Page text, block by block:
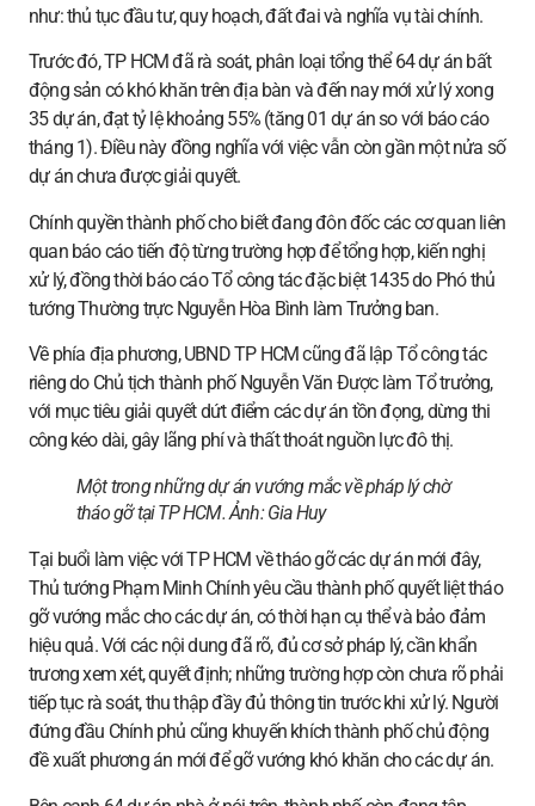
như: thủ tục đầu tư, quy hoạch, đất đai và nghĩa vụ tài chính.
Trước đó, TP HCM đã rà soát, phân loại tổng thể 64 dự án bất
động sản có khó khăn trên địa bàn và đến nay mới xử lý xong
35 dự án, đạt tỷ lệ khoảng 55% (tăng 01 dự án so với báo cáo
tháng 1). Điều này đồng nghĩa với việc vẫn còn gần một nửa số
dự án chưa được giải quyết.
Chính quyền thành phố cho biết đang đôn đốc các cơ quan liên
quan báo cáo tiến độ từng trường hợp để tổng hợp, kiến nghị
xử lý, đồng thời báo cáo Tổ công tác đặc biệt 1435 do Phó thủ
tướng Thường trực Nguyễn Hòa Bình làm Trưởng ban.
Về phía địa phương, UBND TP HCM cũng đã lập Tổ công tác
riêng do Chủ tịch thành phố Nguyễn Văn Được làm Tổ trưởng,
với mục tiêu giải quyết dứt điểm các dự án tồn đọng, dừng thi
công kéo dài, gây lãng phí và thất thoát nguồn lực đô thị.
Một trong những dự án vướng mắc về pháp lý chờ
tháo gỡ tại TP HCM. Ảnh:Gia Huy
Tại buổi làm việc với TP HCM về tháo gỡ các dự án mới đây,
Thủ tướng Phạm Minh Chính yêu cầu thành phố quyết liệt tháo
gỡ vướng mắc cho các dự án, có thời hạn cụ thể và bảo đảm
hiệu quả. Với các nội dung đã rõ, đủ cơ sở pháp lý, cần khẩn
trương xem xét, quyết định; những trường hợp còn chưa rõ phải
tiếp tục rà soát, thu thập đầy đủ thông tin trước khi xử lý. Người
đứng đầu Chính phủ cũng khuyến khích thành phố chủ động
đề xuất phương án mới để gỡ vướng khó khăn cho các dự án.